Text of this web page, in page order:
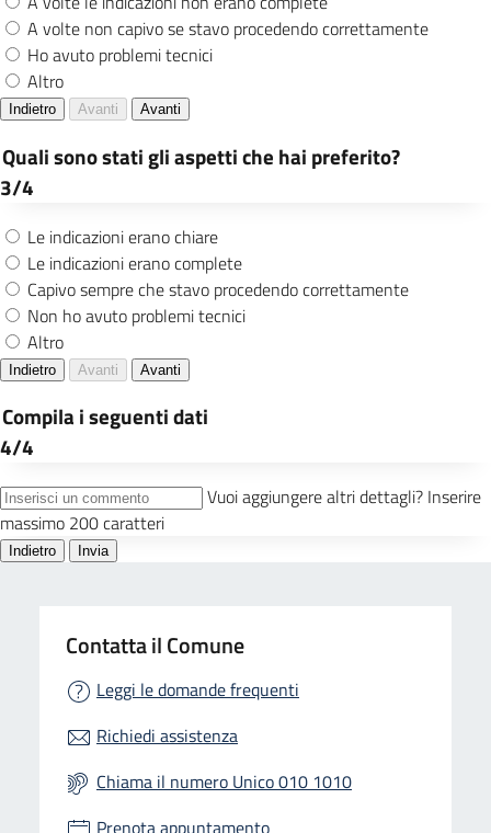
Contatta il Comune
Leggi le domande frequenti
Richiedi assistenza
Chiama il numero Unico 010 1010
Prenota appuntamento